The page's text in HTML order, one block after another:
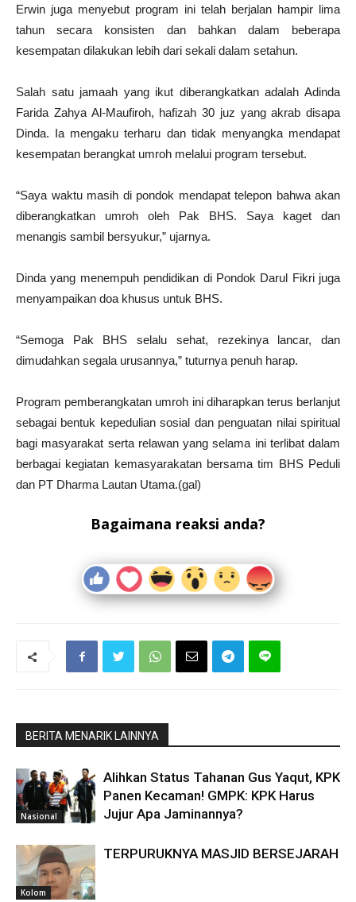
Erwin juga menyebut program ini telah berjalan hampir lima
tahun secara konsisten dan bahkan dalam beberapa
kesempatan dilakukan lebih dari sekali dalam setahun.
Salah satu jamaah yang ikut diberangkatkan adalah Adinda
Farida Zahya Al-Maufiroh, hafizah 30 juz yang akrab disapa
Dinda. Ia mengaku terharu dan tidak menyangka mendapat
kesempatan berangkat umroh melalui program tersebut.
“Saya waktu masih di pondok mendapat telepon bahwa akan
diberangkatkan umroh oleh Pak BHS. Saya kaget dan
menangis sambil bersyukur,” ujarnya.
Dinda yang menempuh pendidikan di Pondok Darul Fikri juga
menyampaikan doa khusus untuk BHS.
“Semoga Pak BHS selalu sehat, rezekinya lancar, dan
dimudahkan segala urusannya,” tuturnya penuh harap.
Program pemberangkatan umroh ini diharapkan terus berlanjut
sebagai bentuk kepedulian sosial dan penguatan nilai spiritual
bagi masyarakat serta relawan yang selama ini terlibat dalam
berbagai kegiatan kemasyarakatan bersama tim BHS Peduli
dan PT Dharma Lautan Utama.(gal)
Bagaimana reaksi anda?
BERITA MENARIK LAINNYA
Nasional
Alihkan Status Tahanan Gus Yaqut, KPK
Panen Kecaman! GMPK: KPK Harus
Jujur Apa Jaminannya?
Kolom
TERPURUKNYA MASJID BERSEJARAH